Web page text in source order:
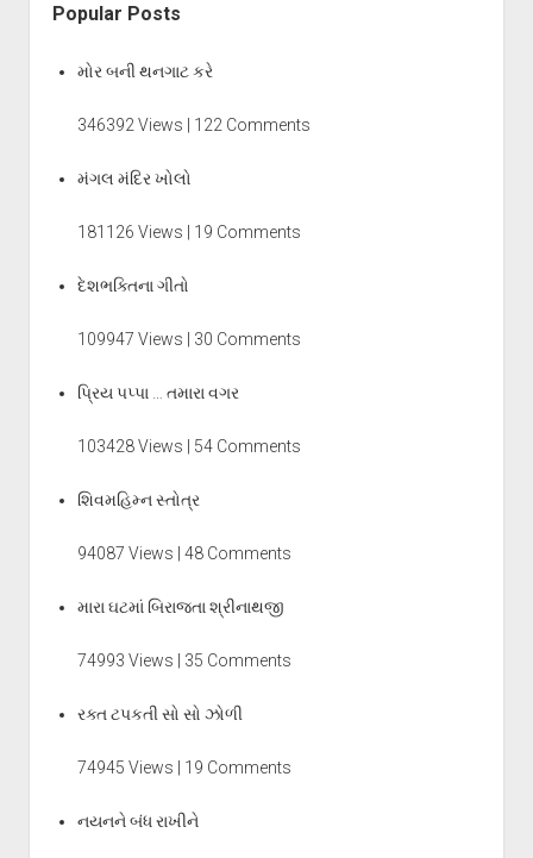
Popular Posts
મોર બની થનગાટ કરે
346392 Views | 122 Comments
મંગલ મંદિર ખોલો
181126 Views | 19 Comments
દેશભક્તિના ગીતો
109947 Views | 30 Comments
પ્રિય પપ્પા … તમારા વગર
103428 Views | 54 Comments
શિવમહિમ્ન સ્તોત્ર
94087 Views | 48 Comments
મારા ઘટમાં બિરાજતા શ્રીનાથજી
74993 Views | 35 Comments
રક્ત ટપકતી સો સો ઝોળી
74945 Views | 19 Comments
નયનને બંધ રાખીને